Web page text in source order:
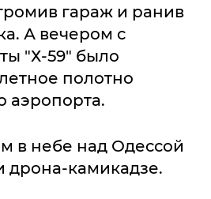
гараж и ранив
А вечером с
"Х-59" было
полотно
аэропорта.
в небе над Одессой
дрона-камикадзе.